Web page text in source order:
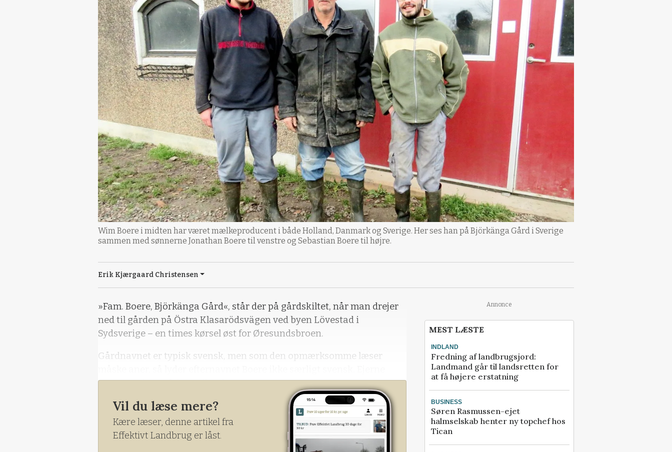
Wim Boere i midten har været mælkeproducent i både Holland, Danmark og Sverige. Her ses han på Björkänga Gård i Sverige
sammen med sønnerne Jonathan Boere til venstre og Sebastian Boere til højre.
Erik Kjærgaard Christensen
»Fam. Boere, Björkänga Gård«, står der på gårdskiltet, når man drejer
ned til gården på Östra Klasarödsvägen ved byen Lövestad i
Sydsverige – en times kørsel øst for Øresundsbroen.
Gårdnavnet er typisk svensk, men som den opmærksomme læser
stammer da også fra Holland.
Vil du læse mere?
Kære læser, denne artikel fra
Effektivt Landbrug er låst.
Annonce
MEST LÆSTE
INDLAND
Fredning af landbrugsjord:
Landmand går til landsretten for
at få højere erstatning
BUSINESS
Søren Rasmussen-ejet
halmselskab henter ny topchef hos
Tican